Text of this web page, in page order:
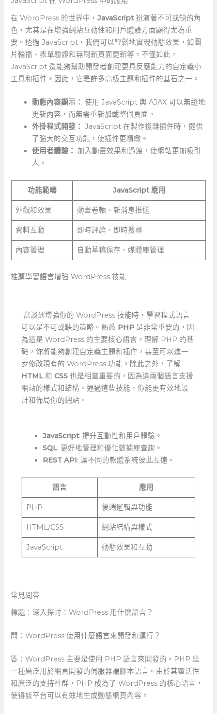
在 WordPress 的世界中，JavaScript扮演著不可或缺的角
色，尤其是在增強網站互動性和用戶體驗方面顯得尤為重
要。透過 JavaScript，我們可以輕鬆地實現動態效果，如圖
片輪播、表單驗證和無刷新頁面更新等。不僅如此，
JavaScript⁢ 還能夠幫助開發者創建更具反應能力的自定義小
工具和插件。因此，它是許多高級主題和插件的基石之一。
動態內容顯示： 使用 ⁤JavaScript ‍與 AJAX‌ 可以無縫地
更新內容，而無需重新加載整個頁面。
外掛程式開發： ​JavaScript 在製作複雜插件時，提供
了強大的交互功能，使插件更精緻。
使用者體驗： 加入動畫效果和過渡，使網站更加吸引
人。
功能範疇 JavaScript 應用
外觀和效果 動畫卷軸、新消息推送
資料互動 即時評論、即時搜尋
內容管理 自動草稿保存、媒體庫管理
推薦學習語言增強 WordPress 技能
⁢ 當談到增強你的 WordPress 技能時，學習程式語言
可以是不可或缺的策略。熟悉 PHP 是非常重要的，因
為這是 WordPress 的主要核心語言。理解 PHP 的基
礎，你將能夠創建自定義主題和插件，甚至可以進一
步修改現有的 WordPress 功能。除此之外，了解​
HTML和CSS ⁢也是相當重要的，因為這兩個語言支援
網站的樣式和結構。通過這些技能，你能更有效地設
計和佈局你的網站。
JavaScript: 提升互動性和用戶體驗。
SQL: 更好地管理和優化數據庫查詢。
REST API: 讓不同的軟體系統彼此互連。
語言 應用
PHP 後端邏輯與功能
HTML/CSS 網站結構與樣式
JavaScript 動態效果和互動
常見問答
標題：深入探討：WordPress 用什麼語言？
問：WordPress 使用什麼語言來開發和運行？
答：WordPress 主要是使用 PHP 語言來開發的。PHP 是
一種廣泛用於網頁開發的伺服器端腳本語言。由於其靈活性
和廣泛的支持社群，PHP ⁢成為了 WordPress 的核心語言，
使得該平台可以有效地生成動態網頁內容。